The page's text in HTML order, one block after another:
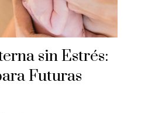
sin Estrés:
Futuras